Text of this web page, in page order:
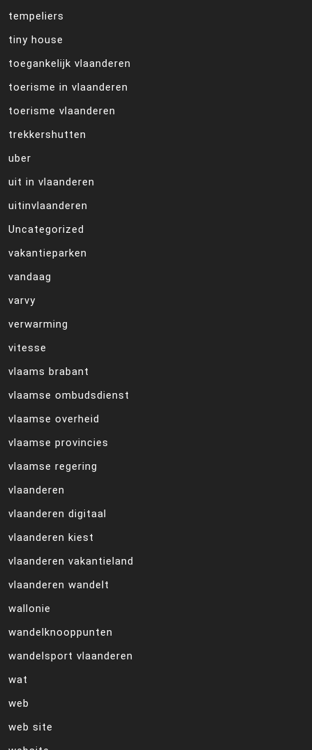
tempeliers
tiny house
toegankelijk vlaanderen
toerisme in vlaanderen
toerisme vlaanderen
trekkershutten
uber
uit in vlaanderen
uitinvlaanderen
Uncategorized
vakantieparken
vandaag
varvy
verwarming
vitesse
vlaams brabant
vlaamse ombudsdienst
vlaamse overheid
vlaamse provincies
vlaamse regering
vlaanderen
vlaanderen digitaal
vlaanderen kiest
vlaanderen vakantieland
vlaanderen wandelt
wallonie
wandelknooppunten
wandelsport vlaanderen
wat
web
web site